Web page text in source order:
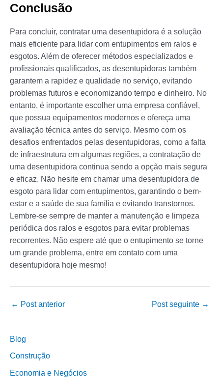
Conclusão
Para concluir, contratar uma desentupidora é a solução
mais eficiente para lidar com entupimentos em ralos e
esgotos. Além de oferecer métodos especializados e
profissionais qualificados, as desentupidoras também
garantem a rapidez e qualidade no serviço, evitando
problemas futuros e economizando tempo e dinheiro. No
entanto, é importante escolher uma empresa confiável,
que possua equipamentos modernos e ofereça uma
avaliação técnica antes do serviço. Mesmo com os
desafios enfrentados pelas desentupidoras, como a falta
de infraestrutura em algumas regiões, a contratação de
uma desentupidora continua sendo a opção mais segura
e eficaz. Não hesite em chamar uma desentupidora de
esgoto para lidar com entupimentos, garantindo o bem-
estar e a saúde de sua família e evitando transtornos.
Lembre-se sempre de manter a manutenção e limpeza
periódica dos ralos e esgotos para evitar problemas
recorrentes. Não espere até que o entupimento se torne
um grande problema, entre em contato com uma
desentupidora hoje mesmo!
← Post anterior Post seguinte →
Blog
Construção
Economia e Negócios